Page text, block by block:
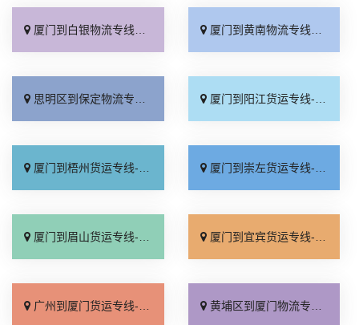
厦门到白银物流专线_整车配货「省事省心」 厦门到黄南物流专线_高效快运「价位合理」
思明区到保定物流专线_门到门配送「保证时效」 厦门到阳江货运专线-厦门到阳江物流公司_托运省心「送货上门」
厦门到梧州货运专线-厦门到梧州物流公司_不随意加价「怎么收费」 厦门到崇左货运专线-厦门到崇左物流公司_服务周到「全程定位」
厦门到眉山货运专线-厦门到眉山物流公司_运价实惠「全程直达」 厦门到宜宾货运专线-厦门到宜宾物流公司_几天到达「一站直达」
广州到厦门货运专线-广州到厦门物流公司_专业靠谱「放心物流」 黄埔区到厦门物流专线_直达不中转「要几天到」